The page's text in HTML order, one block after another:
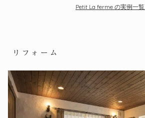
Petit La ferme の実例一覧
リフォーム